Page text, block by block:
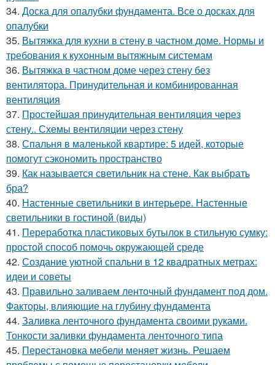
34. Доска для опалубки фундамента. Все о досках для
опалубки
35. Вытяжка для кухни в стену в частном доме. Нормы и
требования к кухонным вытяжным системам
36. Вытяжка в частном доме через стену без
вентилятора. Принудительная и комбинированная
вентиляция
37. Простейшая принудительная вентиляция через
стену.. Схемы вентиляции через стену
38. Спальня в маленькой квартире: 5 идей, которые
помогут сэкономить пространство
39. Как называется светильник на стене. Как выбрать
бра?
40. Настенные светильники в интерьере. Настенные
светильники в гостиной (виды)
41. Переработка пластиковых бутылок в стильную сумку:
простой способ помочь окружающей среде
42. Создание уютной спальни в 12 квадратных метрах:
идеи и советы
43. Правильно заливаем ленточный фундамент под дом.
Факторы, влияющие на глубину фундамента
44. Заливка ленточного фундамента своими руками.
Тонкости заливки фундамента ленточного типа
45. Перестановка мебели меняет жизнь. Решаем